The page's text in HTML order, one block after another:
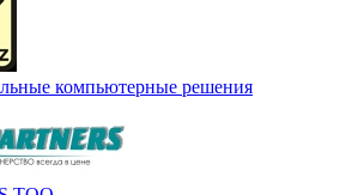
компьютерные решения